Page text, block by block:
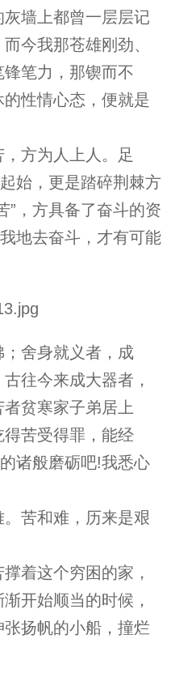
墙上都曾一层层记
今我那苍雄刚劲、
笔力，那锲而不
性情心态，便就是
方为人上人。足
始，更是踏碎荆棘方
”，方具备了奋斗的资
地去奋斗，才有可能
舍身就义者，成
往今来成大器者，
贫寒家子弟居上
苦受得罪，能经
诸般磨砺吧!我悉心
苦和难，历来是艰
着这个穷困的家，
开始顺当的时候，
扬帆的小船，撞烂